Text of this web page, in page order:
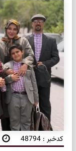
کدخبر : 48794